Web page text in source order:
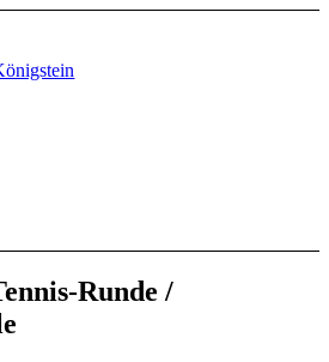
Runde /